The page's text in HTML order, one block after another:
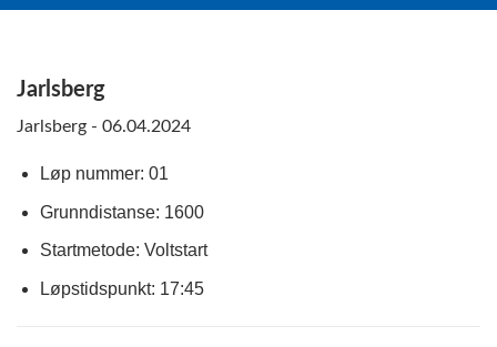
Jarlsberg
Jarlsberg - 06.04.2024
Løp nummer: 01
Grunndistanse: 1600
Startmetode: Voltstart
Løpstidspunkt: 17:45